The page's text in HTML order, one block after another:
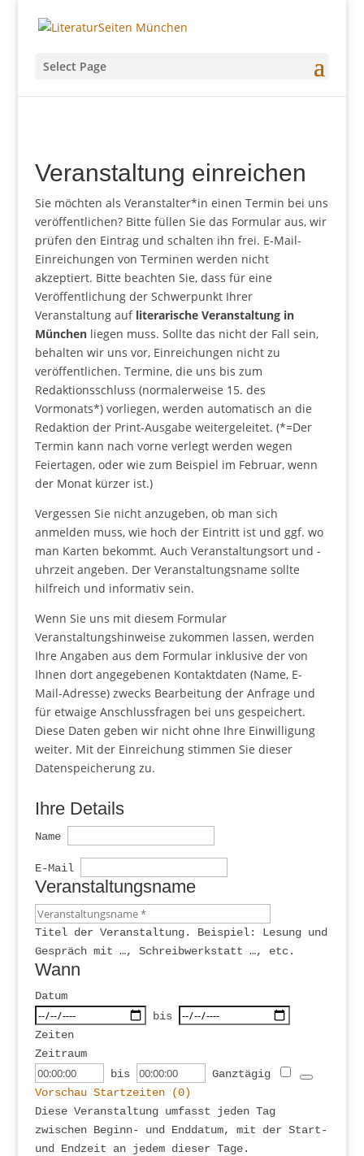
Select Page
Veranstaltung einreichen
Sie möchten als Veranstalter*in einen Termin bei uns
veröffentlichen? Bitte füllen Sie das Formular aus, wir
prüfen den Eintrag und schalten ihn frei. E-Mail-
Einreichungen von Terminen werden nicht
akzeptiert. Bitte beachten Sie, dass für eine
Veröffentlichung der Schwerpunkt Ihrer
Veranstaltung auf literarische Veranstaltung in
Münchenliegen muss. Sollte das nicht der Fall sein,
behalten wir uns vor, Einreichungen nicht zu
veröffentlichen. Termine, die uns bis zum
Redaktionsschluss (normalerweise 15. des
Vormonats*) vorliegen, werden automatisch an die
Redaktion der Print-Ausgabe weitergeleitet. (*=Der
Termin kann nach vorne verlegt werden wegen
Feiertagen, oder wie zum Beispiel im Februar, wenn
der Monat kürzer ist.)
Vergessen Sie nicht anzugeben, ob man sich
anmelden muss, wie hoch der Eintritt ist und ggf. wo
man Karten bekommt. Auch Veranstaltungsort und -
uhrzeit angeben. Der Veranstaltungsname sollte
hilfreich und informativ sein.
Wenn Sie uns mit diesem Formular
Veranstaltungshinweise zukommen lassen, werden
Ihre Angaben aus dem Formular inklusive der von
Ihnen dort angegebenen Kontaktdaten (Name, E-
Mail-Adresse) zwecks Bearbeitung der Anfrage und
für etwaige Anschlussfragen bei uns gespeichert.
Diese Daten geben wir nicht ohne Ihre Einwilligung
weiter. Mit der Einreichung stimmen Sie dieser
Datenspeicherung zu.
Ihre Details
Name
E-Mail
Veranstaltungsname
Titel der Veranstaltung. Beispiel: Lesung und
Gespräch mit …, Schreibwerkstatt …, etc.
Wann
Datum
bis
Zeiten
Zeitraum
Startzeit
bis Veranstaltungsende
Ganztägig
Vorschau Startzeiten (0)
Diese Veranstaltung umfasst jeden Tag
zwischen Beginn- und Enddatum, mit der Start-
und Endzeit an jedem dieser Tage.